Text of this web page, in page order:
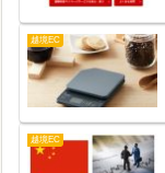
越境EC
越境EC